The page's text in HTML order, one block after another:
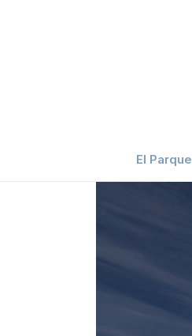
El Parque